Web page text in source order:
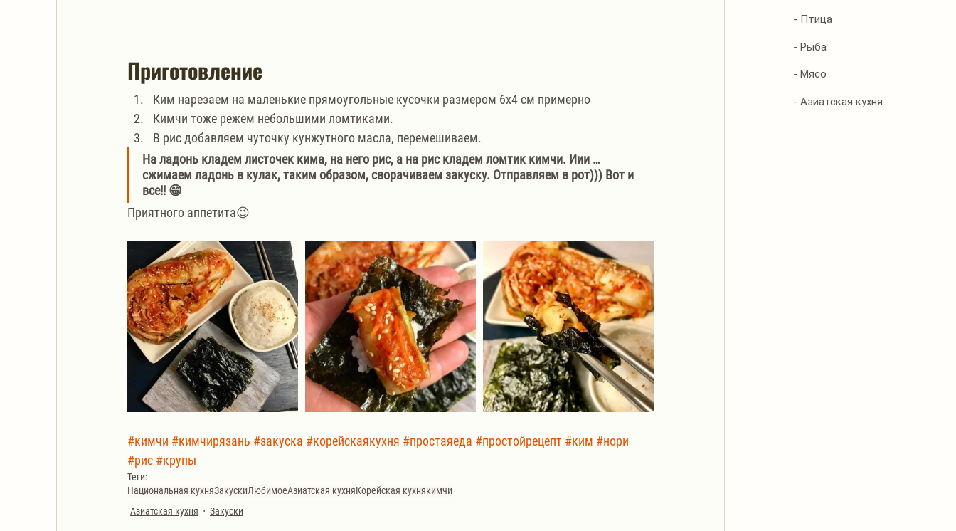
Приготовление
Ким нарезаем на маленькие прямоугольные кусочки размером 6х4 см примерно
Кимчи тоже режем небольшими ломтиками.
В рис добавляем чуточку кунжутного масла, перемешиваем.
На ладонь кладем листочек кима, на него рис, а на рис кладем ломтик кимчи. Иии …
сжимаем ладонь в кулак, таким образом, сворачиваем закуску. Отправляем в рот))) Вот и
все!! 😁
Приятного аппетита😉
#кимчи #кимчирязань #закуска #корейскаякухня #простаяеда #простойрецепт #ким #нори
#рис #крупы
Теги:
Национальная кухняЗакускиЛюбимоеАзиатская кухняКорейская кухнякимчи
Азиатская кухня
Закуски
- Птица
- Рыба
- Мясо
- Азиатская кухня